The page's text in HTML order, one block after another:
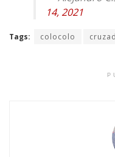
14, 2021
Tags: colocolo